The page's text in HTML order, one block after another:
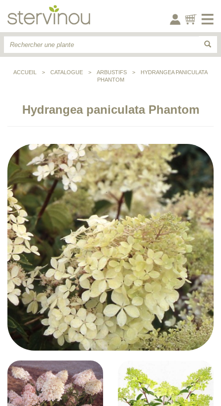
ACCUEIL > CATALOGUE > ARBUSTIFS >
HYDRANGEA PANICULATA
PHANTOM
Hydrangea paniculata Phantom